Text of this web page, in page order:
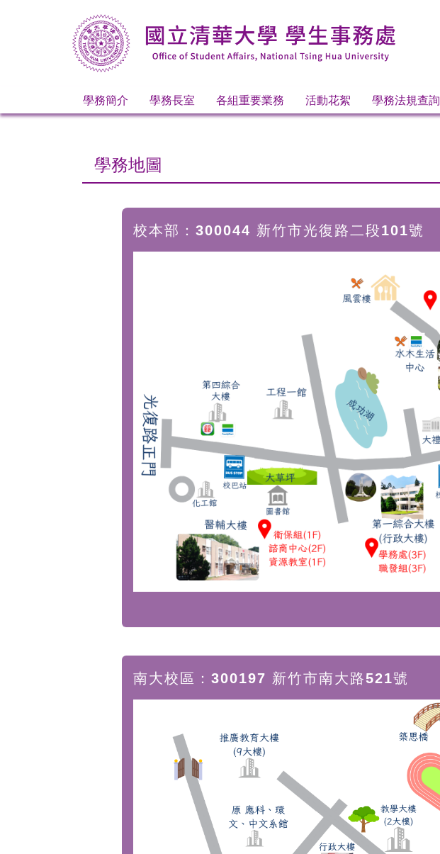
學務簡介 學務長室 各組重要業務 活動花絮 學務法規查詢
學務地圖
校本部：300044 新竹市光復路二段101號
南大校區：300197 新竹市南大路521號